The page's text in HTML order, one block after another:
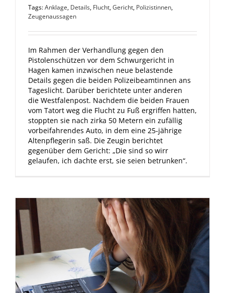
Tags:Anklage, Details, Flucht,Gericht, Polizistinnen,
Zeugenaussagen
Im Rahmen der Verhandlung gegen den
Pistolenschützen vor dem Schwurgericht in
Hagen kamen inzwischen neue belastende
Details gegen die beiden Polizeibeamtinnen ans
Tageslicht. Darüber berichtete unter anderen
die Westfalenpost. Nachdem die beiden Frauen
vom Tatort weg die Flucht zu Fuß ergriffen hatten,
stoppten sie nach zirka 50 Metern ein zufällig
vorbeifahrendes Auto, in dem eine 25-jährige
Altenpflegerin saß. Die Zeugin berichtet
gegenüber dem Gericht: „Die sind so wirr
gelaufen, ich dachte erst, sie seien betrunken“.